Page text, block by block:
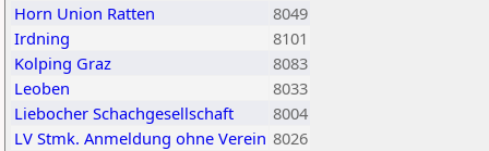
Horn Union Ratten
8049
Irdning
8101
Kolping Graz
8083
Leoben
8033
Liebocher Schachgesellschaft
8004
LV Stmk. Anmeldung ohne Verein 8026